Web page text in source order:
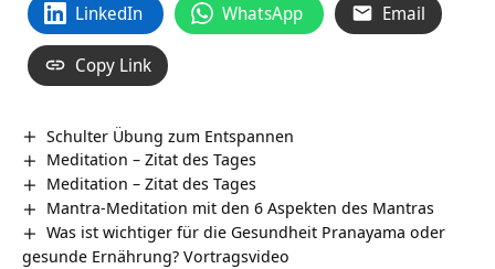
LinkedIn WhatsApp Email
Copy Link
Schulter Übung zum Entspannen
Meditation – Zitat des Tages
Meditation – Zitat des Tages
Mantra-Meditation mit den 6 Aspekten des Mantras
Was ist wichtiger für die Gesundheit Pranayama oder
gesunde Ernährung? Vortragsvideo